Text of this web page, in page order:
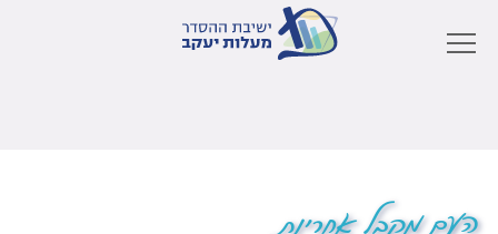
העם מקבל אחריות